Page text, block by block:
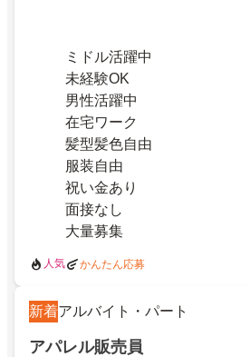
ミドル活躍中
未経験OK
男性活躍中
在宅ワーク
髪型髪色自由
服装自由
祝い金あり
面接なし
大量募集
人気 かんたん応募
新着アルバイト・パート
アパレル販売員